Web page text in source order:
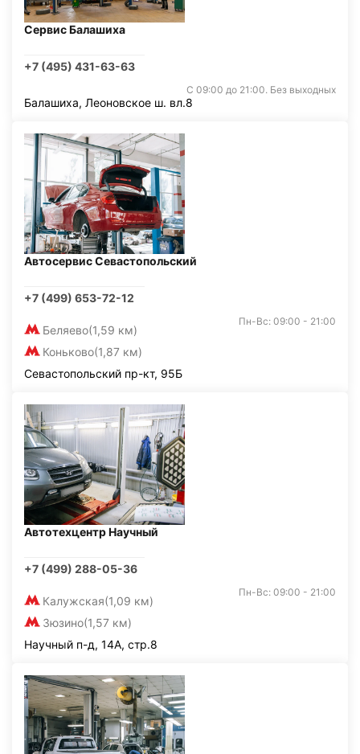
Сервис Балашиха
+7 (495) 431-63-63
С 09:00 до 21:00. Без выходных
Балашиха, Леоновское ш. вл.8
Автосервис Севастопольский
+7 (499) 653-72-12
Беляево(1,59 км)
Коньково(1,87 км)
Пн-Вс: 09:00 - 21:00
Севастопольский пр-кт, 95Б
Автотехцентр Научный
+7 (499) 288-05-36
Калужская(1,09 км)
Зюзино(1,57 км)
Пн-Вс: 09:00 - 21:00
Научный п-д, 14А, стр.8